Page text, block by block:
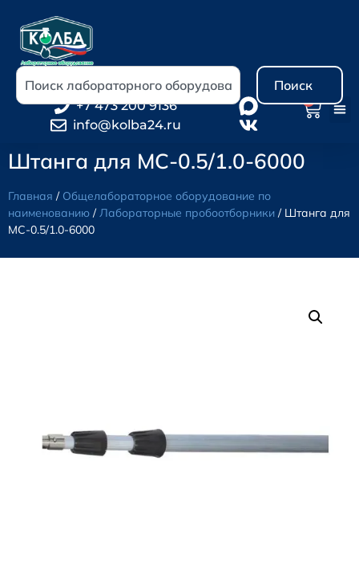
Поиск
+7 473 200 9136
info@kolba24.ru
Штанга для МС-0.5/1.0-6000
Главная / Общелабораторное оборудование по
наименованию /Лабораторные пробоотборники / Штанга для
МС-0.5/1.0-6000